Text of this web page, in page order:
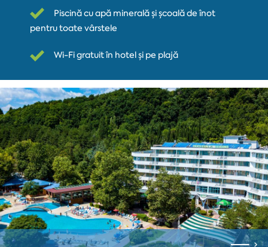
Piscină cu apă minerală și școală de înot
pentru toate vârstele
Wi-Fi gratuit în hotel și pe plajă